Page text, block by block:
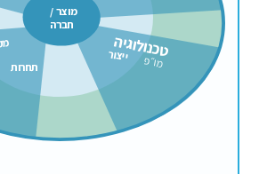
טכנולוגיה
תחרות
מקומית
מוצר /
חברה
מו״פ ייצור